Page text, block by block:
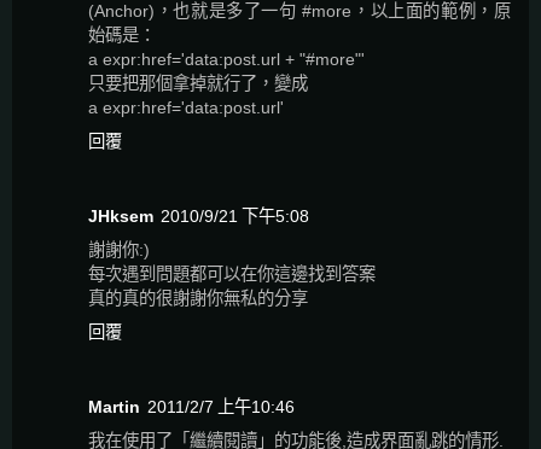
(Anchor)，也就是多了一句 #more，以上面的範例，原
始碼是：
a expr:href='data:post.url + "#more"'
只要把那個拿掉就行了，變成
a expr:href='data:post.url'
回覆
JHksem 2010/9/21 下午5:08
謝謝你:)
每次遇到問題都可以在你這邊找到答案
真的真的很謝謝你無私的分享
回覆
Martin 2011/2/7 上午10:46
我在使用了「繼續閱讀」的功能後,造成界面亂跳的情形.